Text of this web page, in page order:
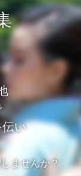
い
ませんか？